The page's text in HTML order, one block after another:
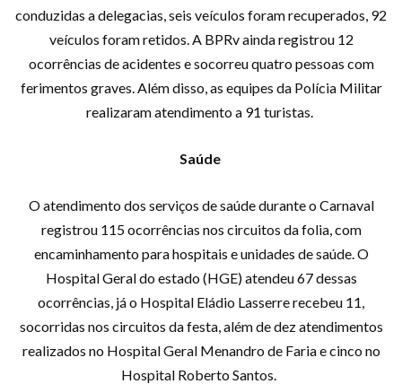
conduzidas a delegacias, seis veículos foram recuperados, 92
veículos foram retidos. A BPRv ainda registrou 12
ocorrências de acidentes e socorreu quatro pessoas com
ferimentos graves. Além disso, as equipes da Polícia Militar
realizaram atendimento a 91 turistas.
Saúde
O atendimento dos serviços de saúde durante o Carnaval
registrou 115 ocorrências nos circuitos da folia, com
encaminhamento para hospitais e unidades de saúde. O
Hospital Geral do estado (HGE) atendeu 67 dessas
ocorrências, já o Hospital Eládio Lasserre recebeu 11,
socorridas nos circuitos da festa, além de dez atendimentos
realizados no Hospital Geral Menandro de Faria e cinco no
Hospital Roberto Santos.